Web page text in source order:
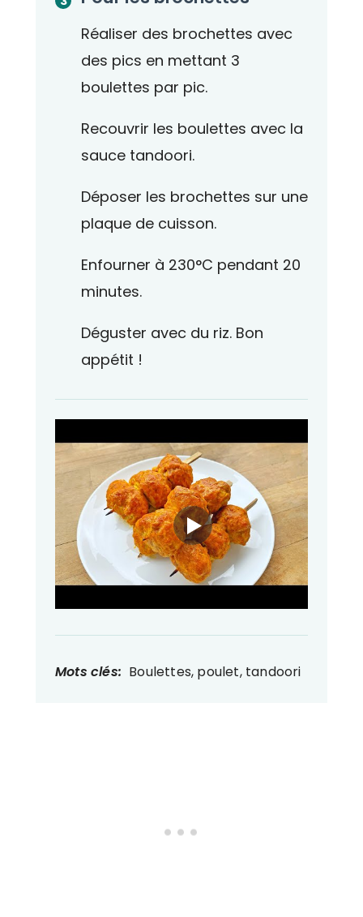
Réaliser des brochettes avec
des pics en mettant 3
boulettes par pic.
Recouvrir les boulettes avec la
sauce tandoori.
Déposer les brochettes sur une
plaque de cuisson.
Enfourner à 230°C pendant 20
minutes.
Déguster avec du riz. Bon
appétit !
Mots clés: Boulettes, poulet, tandoori